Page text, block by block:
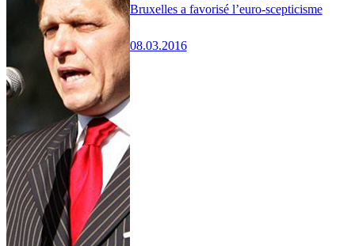
Bruxelles a favorisé l’euro-scepticisme
08.03.2016